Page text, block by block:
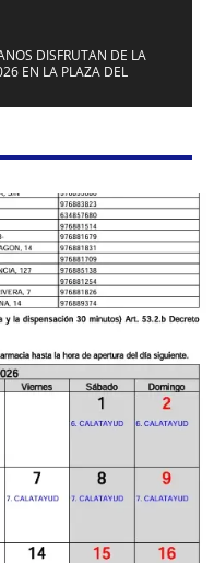
DISFRUTAN DE LA
EN LA PLAZA DEL